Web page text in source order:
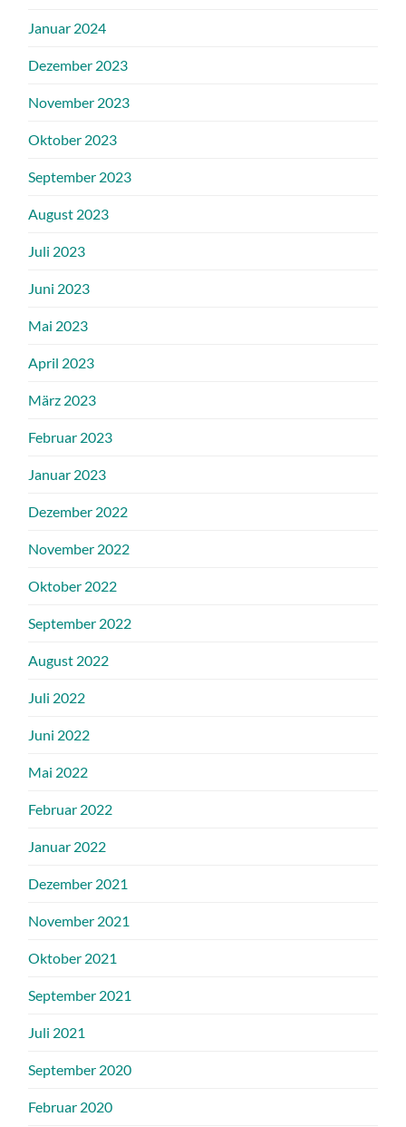
Januar 2024
Dezember 2023
November 2023
Oktober 2023
September 2023
August 2023
Juli 2023
Juni 2023
Mai 2023
April 2023
März 2023
Februar 2023
Januar 2023
Dezember 2022
November 2022
Oktober 2022
September 2022
August 2022
Juli 2022
Juni 2022
Mai 2022
Februar 2022
Januar 2022
Dezember 2021
November 2021
Oktober 2021
September 2021
Juli 2021
September 2020
Februar 2020